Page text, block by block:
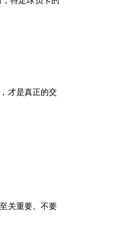
才是真正的交
关重要。不要